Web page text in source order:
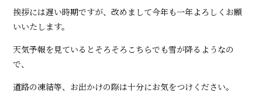
挨拶には遅い時期ですが、改めまして今年も一年よろしくお願
いいたします。
天気予報を見ているとそろそろこちらでも雪が降るようなの
で、
道路の凍結等、お出かけの際は十分にお気をつけください。